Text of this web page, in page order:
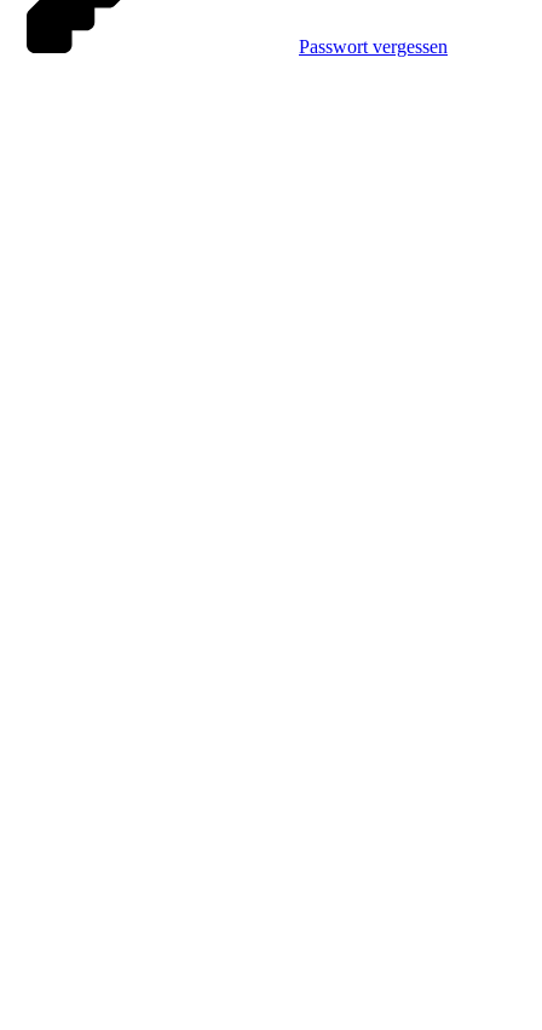
Passwort vergessen